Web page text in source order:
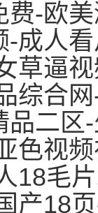
费-欧
-成人
草逼
综合
品二区
色视
18毛
产18